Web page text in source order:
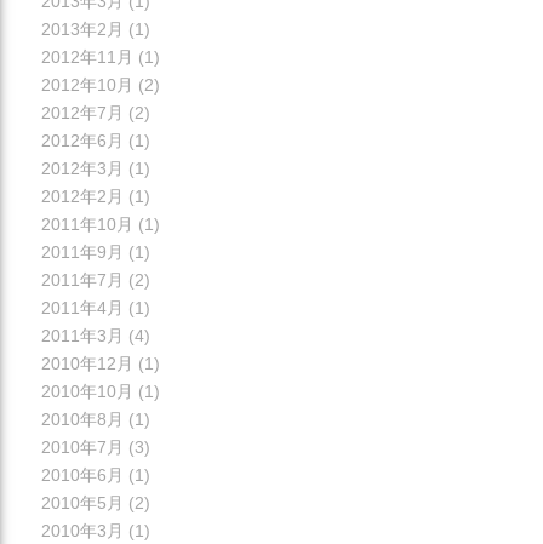
2013年2月 (1)
2012年11月 (1)
2012年10月 (2)
2012年7月 (2)
2012年6月 (1)
2012年3月 (1)
2012年2月 (1)
2011年10月 (1)
2011年9月 (1)
2011年7月 (2)
2011年4月 (1)
2011年3月 (4)
2010年12月 (1)
2010年10月 (1)
2010年8月 (1)
2010年7月 (3)
2010年6月 (1)
2010年5月 (2)
2010年3月 (1)